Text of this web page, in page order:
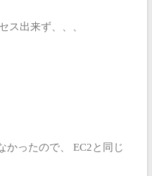
ス出来ず、、、
かったので、
EC2と同じ